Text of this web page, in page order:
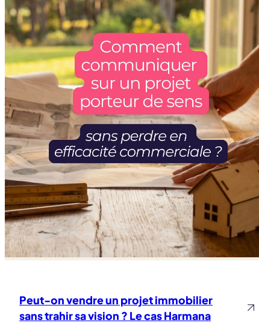
Peut-on vendre un projet immobilier
sans trahir sa vision ? Le cas Harmana